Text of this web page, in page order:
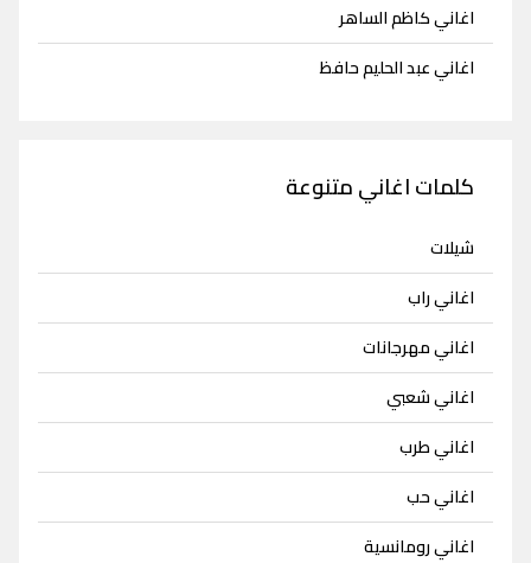
اغاني كاظم الساهر
اغاني عبد الحليم حافظ
كلمات اغاني متنوعة
شيلات
اغاني راب
اغاني مهرجانات
اغاني شعبي
اغاني طرب
اغاني حب
اغاني رومانسية